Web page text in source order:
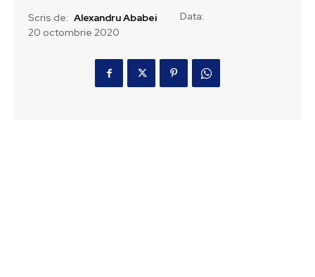
Scris de: Alexandru Ababei
Data:
20 octombrie 2020